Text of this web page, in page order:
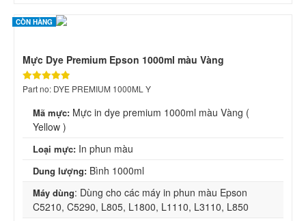
CÒN HÀNG
Mực Dye Premium Epson 1000ml màu Vàng
Part no: DYE PREMIUM 1000ML Y
Mã mực: Mực in dye premium 1000ml màu Vàng (
Yellow )
Loại mực: In phun màu
Dung lượng: Bình 1000ml
Máy dùng: Dùng cho các máy in phun màu Epson
C5210, C5290, L805, L1800, L1110, L3110, L850